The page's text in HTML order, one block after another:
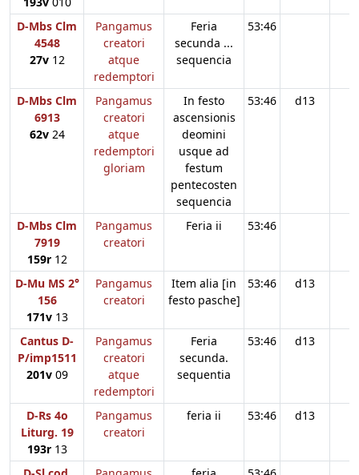
D-Mbs Clm
4548
27v12
Pangamus
creatori
atque
redemptori
Feria
secunda ...
sequencia
53:46
D-Mbs Clm
6913
62v24
Pangamus
creatori
atque
redemptori
gloriam
In festo
ascensionis
deomini
usque ad
festum
pentecosten
sequencia
53:46 d13
D-Mbs Clm
7919
159r12
Pangamus
creatori
Feria ii 53:46
D-Mu MS 2°
156
171v13
Pangamus
creatori
Item alia [in
festo pasche]
53:46 d13
Cantus D-
P/imp1511
201v09
Pangamus
creatori
atque
redemptori
Feria
secunda.
sequentia
53:46 d13
D-Rs 4o
Liturg. 19
193r13
Pangamus
creatori
feria ii 53:46 d13